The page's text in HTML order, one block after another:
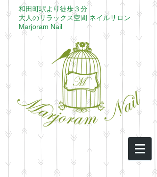
​和田町駅より徒歩３分​
大人のリラックス空間 ネイルサロン
​Marjoram Nail